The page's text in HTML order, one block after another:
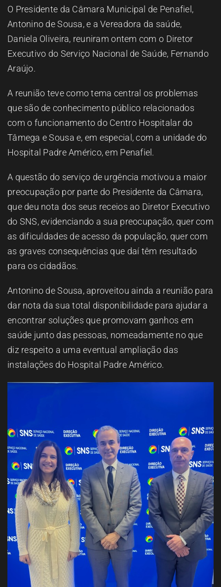
A RCP
CONTACTOS
O Presidente da Câmara Municipal de Penafiel,
Antonino de Sousa, e a Vereadora da saúde,
Daniela Oliveira, reuniram ontem com o Diretor
Executivo do Serviço Nacional de Saúde, Fernando
Araújo.
A reunião teve como tema central os problemas
que são de conhecimento público relacionados
com o funcionamento do Centro Hospitalar do
Tâmega e Sousa e, em especial, com a unidade do
Hospital Padre Américo, em Penafiel.
A questão do serviço de urgência motivou a maior
preocupação por parte do Presidente da Câmara,
que deu nota dos seus receios ao Diretor Executivo
do SNS, evidenciando a sua preocupação, quer com
as dificuldades de acesso da população, quer com
as graves consequências que daí têm resultado
para os cidadãos.
Antonino de Sousa, aproveitou ainda a reunião para
dar nota da sua total disponibilidade para ajudar a
encontrar soluções que promovam ganhos em
saúde junto das pessoas, nomeadamente no que
diz respeito a uma eventual ampliação das
instalações do Hospital Padre Américo.